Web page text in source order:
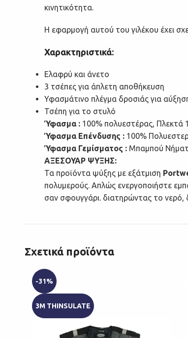
κινητικότητα.
Η εφαρμογή αυτού του γιλέκου έχει
Χαρακτηριστικά:
Ελαφρύ και άνετο
3 τσέπες για άπλετη αποθήκευση
Υφασμάτινο πλέγμα δροσιάς για
Τσέπη για το στυλό
Ύφασμα : 100% πολυεστέρας, Πλεκτά
Ύφασμα Επένδυσης : 100%
Ύφασμα Γεμίσματος : Μπαμπού
ΑΞΕΣΟΥΑΡ ΨΥΞΗΣ:
Τα προϊόντα ψύξης με εξάτμιση
πολυμερούς. Απλώς ενεργοποιήστε
σαν σφουγγάρι. διατηρώντας το νερό,
Σχετικά προϊόντα
-31%
3M THINSULATE